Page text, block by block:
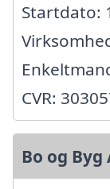
Startdato:
CVR:
Bo og Byg